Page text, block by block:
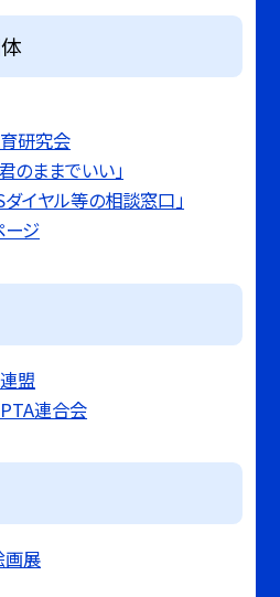
研究会
のままでいい」
イヤル等の相談窓口」
ージ
盟
連合会
画展